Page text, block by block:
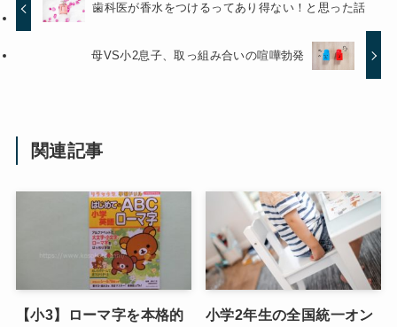
歯科医が香水をつけるってあり得ない！と思った話
母VS小2息子、取っ組み合いの喧嘩勃発
関連記事
【小3】ローマ字を本格的
小学2年生の全国統一オン